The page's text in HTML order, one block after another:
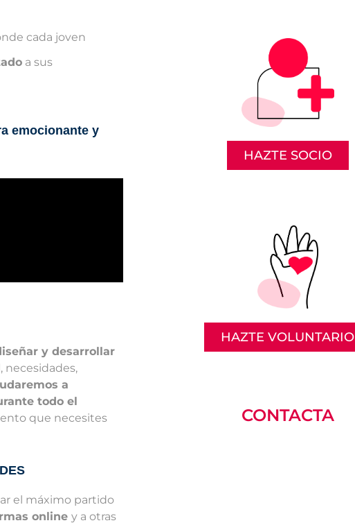
cada joven
a sus
emocionante y
y desarrollar
necesidades,
a
todo el
que necesites
el máximo partido
online y a otras
HAZTE SOCIO
HAZTE VOLUNTARIO
CONTACTA